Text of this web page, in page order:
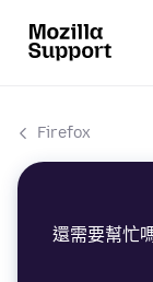
Firefox
還需要幫忙